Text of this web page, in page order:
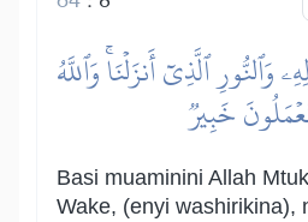
وَٱلنُّورِ ٱلَّذِيٓ أَنزَلۡنَاۚ وَٱللَّهُ
خَبِيرٞ
Basi muaminini Allah
Wake, (enyi washirikina),